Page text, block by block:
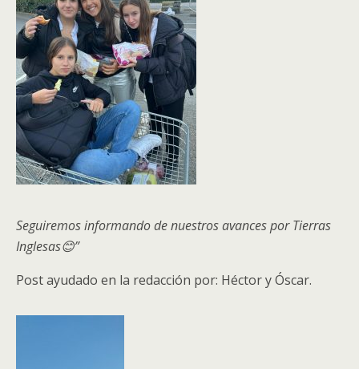
Seguiremos informando de nuestros avances por Tierras
Inglesas😊”
Post ayudado en la redacción por: Héctor y Óscar.